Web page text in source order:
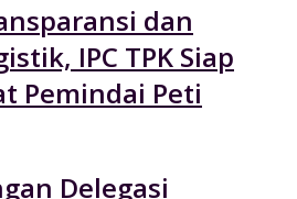
dan
IPC TPK Siap
Pemindai Peti
Delegasi